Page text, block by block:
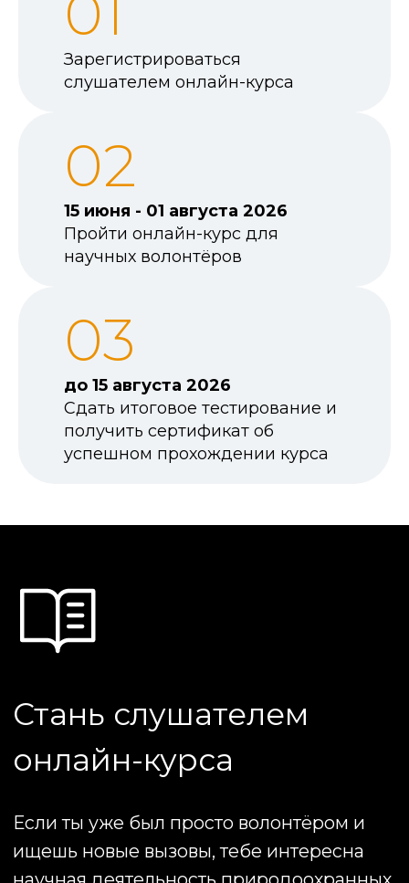
Зарегистрироваться
слушателем онлайн-курса
02
15 июня - 01 августа 2026
Пройти онлайн-курс для
научных волонтёров
03
до 15 августа 2026
Сдать итоговое тестирование и
получить сертификат об
успешном прохождении курса
регистрируйся на школу и получай
новые компетенции
Пройти курс
Гудсёрфинг –